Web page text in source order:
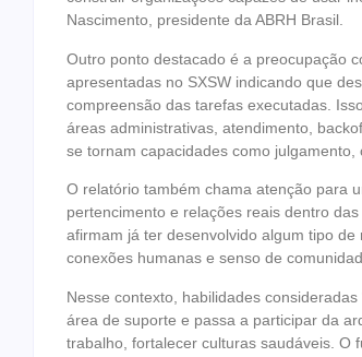
Nascimento, presidente da ABRH Brasil.
Outro ponto destacado é a preocupação
apresentadas no SXSW indicando que
compreensão das tarefas executadas.
áreas administrativas, atendimento,
se tornam capacidades como julgamento,
O relatório também chama atenção para
pertencimento e relações reais dentro
afirmam já ter desenvolvido algum tipo
conexões humanas e senso de
Nesse contexto, habilidades
área de suporte e passa a participar da
trabalho, fortalecer culturas saudáveis. O